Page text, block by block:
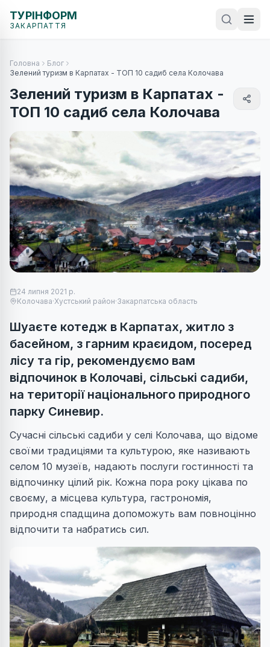
ТУРІНФОРМ
ЗАКАРПАТТЯ
Головна
Блог
Зелений туризм в Карпатах - ТОП 10 садиб села Колочава
Зелений туризм в Карпатах -
ТОП 10 садиб села Колочава
24 липня 2021 р.
Колочава·Хустський район·Закарпатська область
Шуаєте котедж в Карпатах, житло з
басейном, з гарним краєидом, посеред
лісу та гір, рекомендуємо вам
відпочинок в Колочаві, сільські садиби,
на території національного природного
парку Синевир.
Сучасні сільські садиби у селі Колочава, що відоме
своїми традиціями та культурою, яке називають
селом 10 музеїв, надають послуги гостинності та
відпочинку цілий рік. Кожна пора року цікава по
своєму, а місцева культура, гастрономія,
природня спадщина допоможуть вам повноцінно
відпочити та набратись сил.